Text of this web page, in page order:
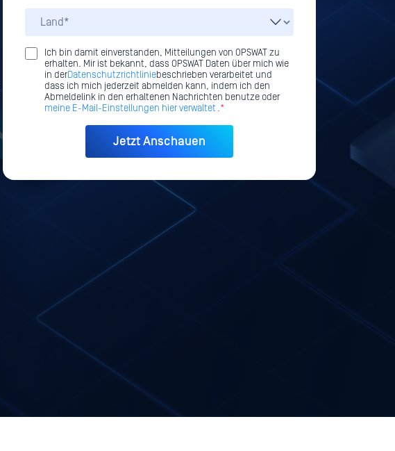
Ich bin damit einverstanden, Mitteilungen von OPSWAT zu
erhalten. Mir ist bekannt, dass OPSWAT Daten über mich wie
in derDatenschutzrichtliniebeschrieben verarbeitet und
dass ich mich jederzeit abmelden kann, indem ich den
Abmeldelink in den erhaltenen Nachrichten benutze oder
meine E-Mail-Einstellungen hier verwaltet .*